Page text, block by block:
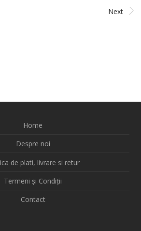
Next
Home
Despre noi
de plati, livrare si retur
Termeni și Condiții
Contact